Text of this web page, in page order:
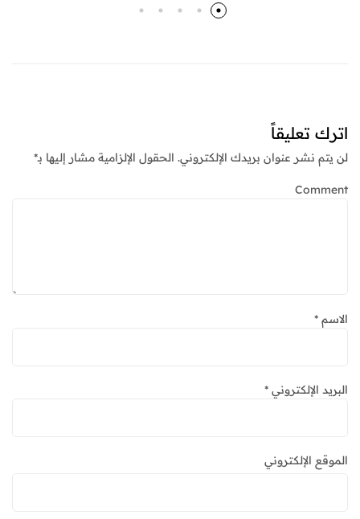
اترك تعليقاً
لن يتم نشر عنوان بريدك الإلكتروني. الحقول الإلزامية مشار إليها بـ*
Comment
الاسم *
البريد الإلكتروني *
الموقع الإلكتروني